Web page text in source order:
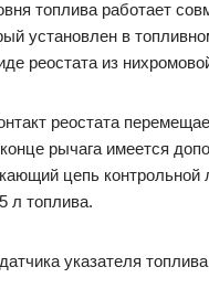
топлива работает
установлен в
реостата из
реостата
рычага имеется
цепь контрольной
л топлива.
указателя